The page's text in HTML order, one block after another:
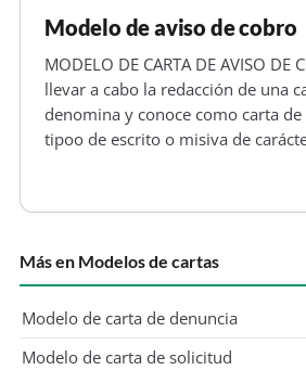
Modelo de aviso de cobro
MODELO DE CARTA DE AVISO DE
llevar a cabo la redacción de una
denomina y conoce como carta
tipoo de escrito o misiva de
que proceda a realizar un
abono , o que termine con…
Más en Modelos de cartas
Modelo de carta de denuncia
Modelo de carta de solicitud